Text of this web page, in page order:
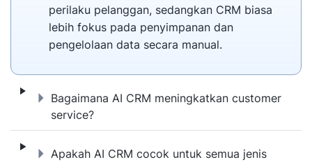
perilaku pelanggan, sedangkan CRM biasa
lebih fokus pada penyimpanan dan
pengelolaan data secara manual.
Bagaimana AI CRM meningkatkan customer
service?
Bagaimana AI CRM meningkatkan
Apakah AI CRM cocok untuk semua jenis
Apakah AI CRM cocok untuk semua jenis